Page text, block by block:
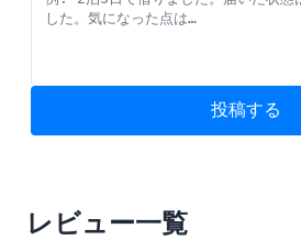
投稿する
レビュー一覧